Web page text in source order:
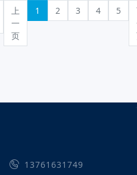
上
一
页
1 2 3 4 5
13761631749